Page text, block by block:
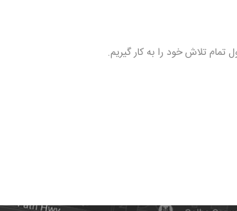
تلاش خود را به کار گیریم.